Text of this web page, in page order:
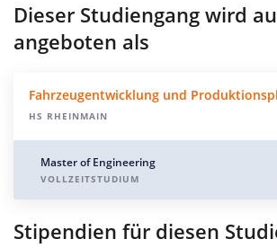
Dieser Studiengang wird
angeboten als
Fahrzeugentwicklung und
HS RHEINMAIN
Master of Engineering
VOLLZEITSTUDIUM
Stipendien für diesen